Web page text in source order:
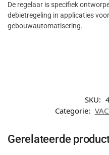
De regelaar is specifiek
debietregeling in applicaties
gebouwautomatisering.
SKU:
Categorie:
Gerelateerde